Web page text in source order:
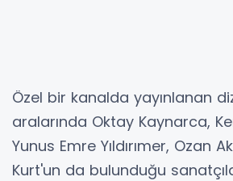
Özel bir kanalda yayınlanan
aralarında Oktay Kaynarca,
Yunus Emre Yıldırımer, Ozan
Kurt'un da bulunduğu